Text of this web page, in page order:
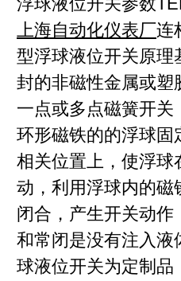
上海自动化仪表厂连
型浮球液位开关原理
封的非磁性金属或塑
一点或多点磁簧开关
环形磁铁的的浮球固
相关位置上，使浮球
动，利用浮球内的磁
闭合，产生开关动作
和常闭是没有注入液
球液位开关为定制品